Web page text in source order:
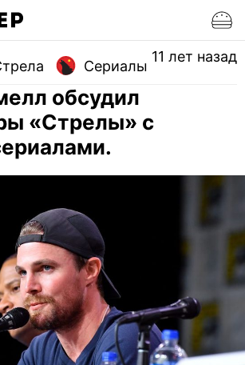
Сериалы
11 лет назад
обсудил
«Стрелы» с